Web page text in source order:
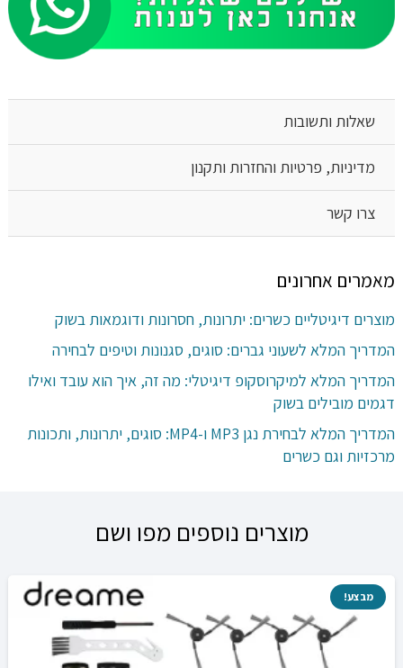
שאלות ותשובות
מדיניות, פרטיות והחזרות ותקנון
צרו קשר
מאמרים אחרונים
מוצרים דיגיטליים כשרים: יתרונות, חסרונות ודוגמאות בשוק
המדריך המלא לשעוני גברים: סוגים, סגנונות וטיפים לבחירה
המדריך המלא למיקרוסקופ דיגיטלי: מה זה, איך הוא עובד ואילו
דגמים מובילים בשוק
המדריך המלא לבחירת נגן MP3 ו-MP4: סוגים, יתרונות, ותכונות
מרכזיות וגם כשרים
מוצרים נוספים מפו ושם
מבצע!